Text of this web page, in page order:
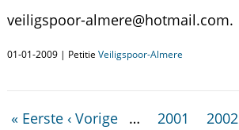
veiligspoor-almere@hotmail.com.
01-01-2009 | Petitie Veiligspoor-Almere
« Eerste ‹ Vorige … 2001 2002